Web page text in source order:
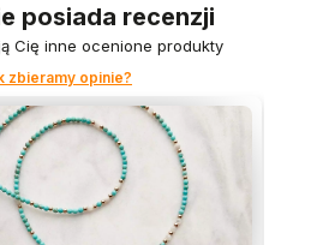
posiada recenzji
Cię inne ocenione produkty
zbieramy opinie?